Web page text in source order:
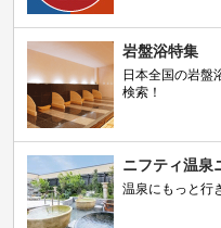
岩盤浴特集
日本全国の岩盤
検索！
ニフティ温泉
温泉にもっと行